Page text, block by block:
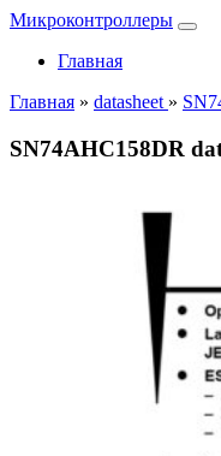
Микроконтроллеры
Главная
Главная » datasheet »
SN74AHC158DR